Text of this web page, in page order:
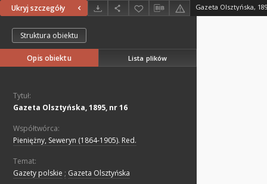
Ukryj szczegóły Gazeta Olsztyńska,
Struktura obiektu
Opis obiektu Lista plików
Tytuł:
Gazeta Olsztyńska, 1895, nr 16
Współtwórca:
Pieniężny, Seweryn (1864-1905). Red.
Temat:
Gazety polskie ; Gazeta Olsztyńska